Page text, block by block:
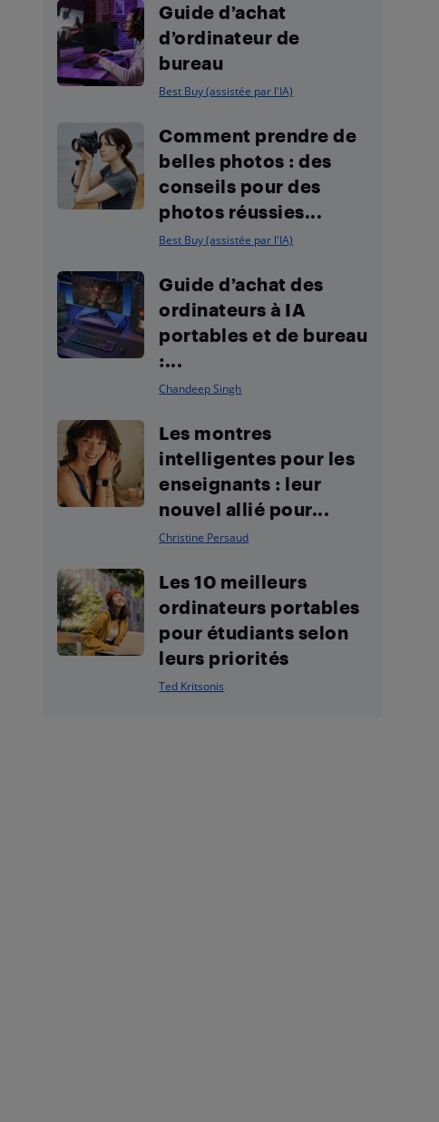
Guide d’achat
d’ordinateur de
bureau
Best Buy (assistée par l'IA)
Comment prendre de
belles photos : des
conseils pour des
photos réussies...
Best Buy (assistée par l'IA)
Guide d’achat des
ordinateurs à IA
portables et de bureau
:...
Chandeep Singh
Les montres
intelligentes pour les
enseignants : leur
nouvel allié pour...
Christine Persaud
Les 10 meilleurs
ordinateurs portables
pour étudiants selon
leurs priorités
Ted Kritsonis